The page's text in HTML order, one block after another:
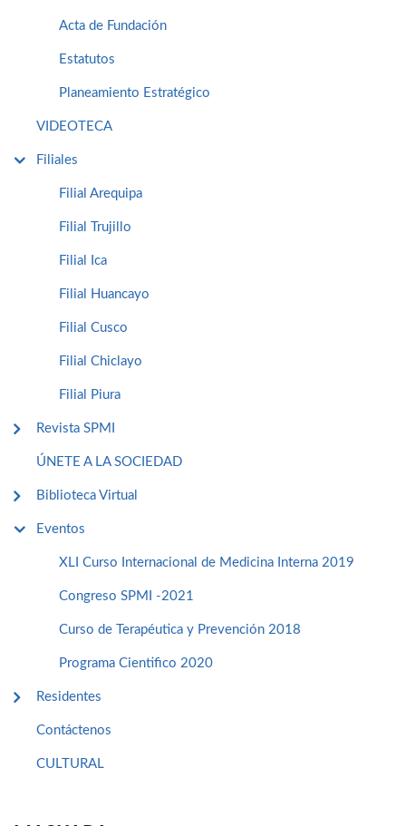
Acta de Fundación
Estatutos
Planeamiento Estratégico
VIDEOTECA
Filiales
Filial Arequipa
Filial Trujillo
Filial Ica
Filial Huancayo
Filial Cusco
Filial Chiclayo
Filial Piura
Revista SPMI
ÚNETE A LA SOCIEDAD
Biblioteca Virtual
Eventos
XLI Curso Internacional de Medicina Interna 2019
Congreso SPMI -2021
Curso de Terapéutica y Prevención 2018
Programa Cientifico 2020
Residentes
Contáctenos
CULTURAL